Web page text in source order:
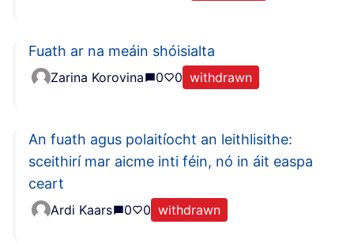
Fuath ar na meáin shóisialta
Zarina Korovina 0 0 withdrawn
An fuath agus polaitíocht an leithlisithe:
sceithirí mar aicme inti féin, nó in áit easpa
ceart
Ardi Kaars 0 0 withdrawn